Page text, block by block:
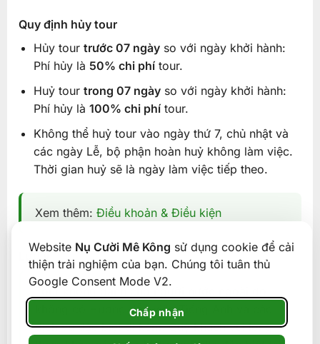
Website Nụ Cười Mê Kông sử dụng cookie để cải
thiện trải nghiệm của bạn. Chúng tôi tuân thủ
Google Consent Mode V2.
Chấp nhận
Quy định hủy tour
Hủy tour trước 07 ngàyso với ngày khởi hành:
Phí hủy là 50% chi phítour.
Huỷ tour trong 07 ngàyso với ngày khởi hành:
Phí hủy là 100% chi phítour.
Không thể huỷ tour vào ngày thứ 7, chủ nhật và
các ngày Lễ, bộ phận hoàn huỷ không làm việc.
Thời gian huỷ sẽ là ngày làm việc tiếp theo.
Xem thêm: Điều khoản & Điều kiện
Lưu ý
Tour không dành cho người nước ngoài do
không có Hướng dẫn viên Tiếng Anh và các
dịch vụ đặc biệt đi kèm. Quý khách vui lòng